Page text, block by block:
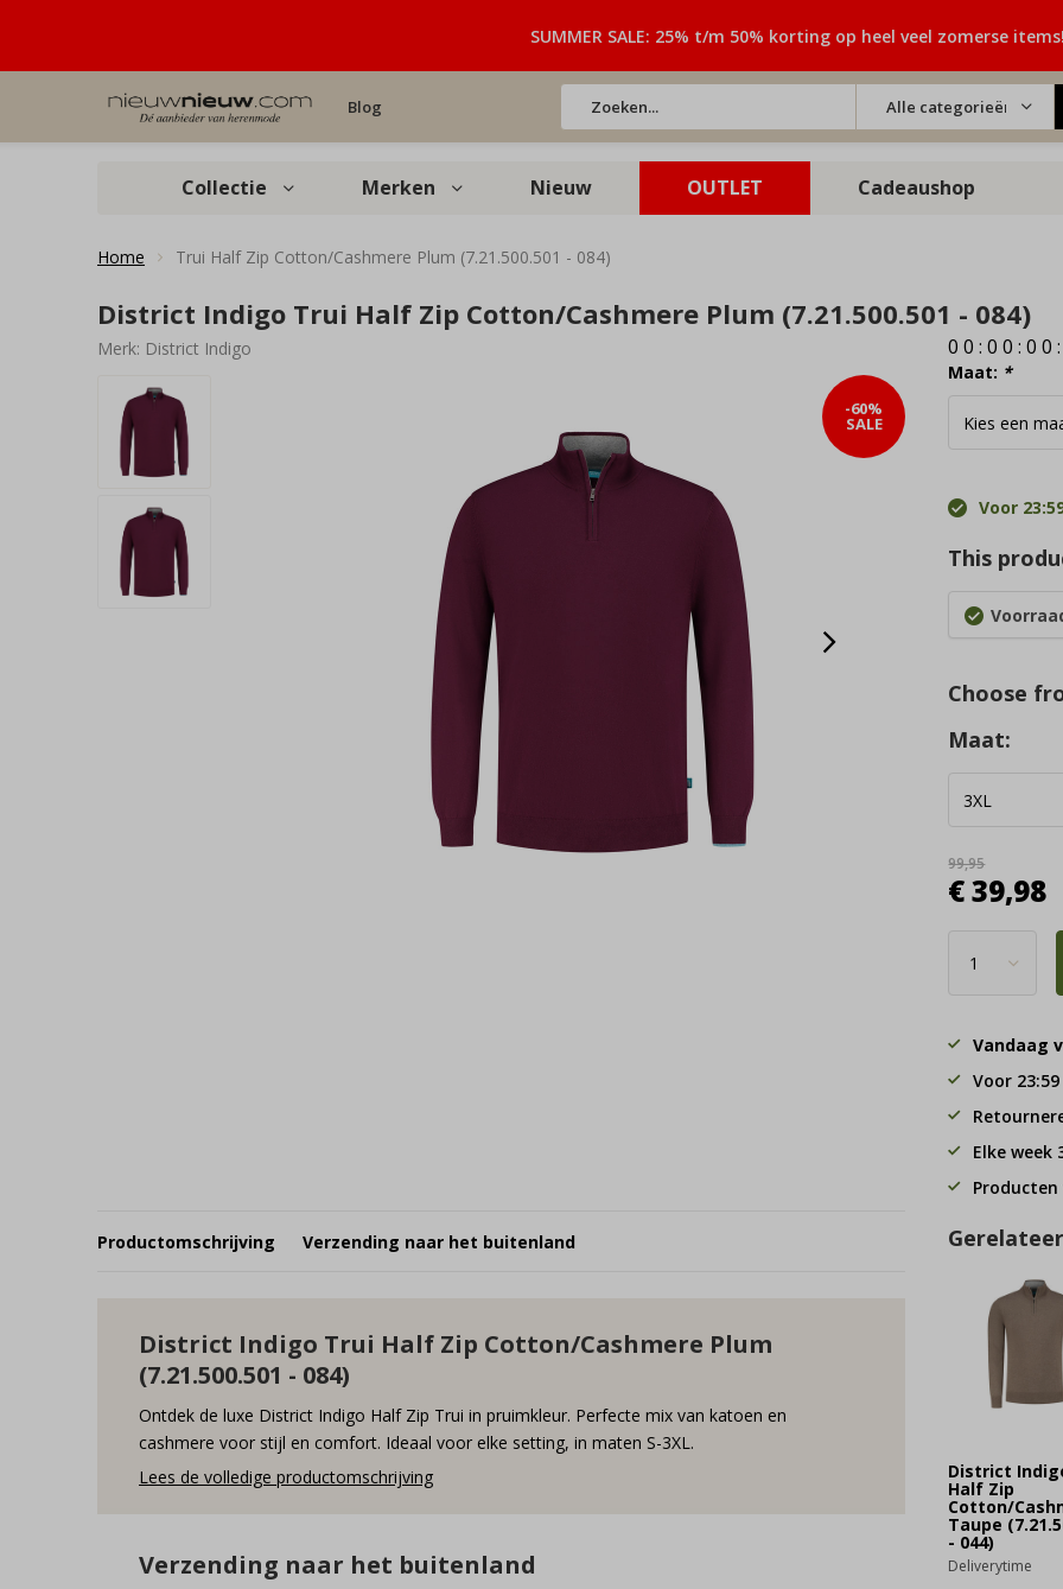
Blog Alle categorieën
SUMMER SALE: 25% t/m 50% korting op heel veel zomerse items!
Collectie Merken Nieuw OUTLET Cadeaushop
Home Trui Half Zip Cotton/Cashmere Plum (7.21.500.501 - 084)
District Indigo Trui Half Zip Cotton/Cashmere Plum (7.21.500.501 - 084)
Merk: District Indigo
-60%
SALE
0 0 :0 0 :0 0
Maat: *
Voor
This
Choose
Maat:
99,95
€ 39,98
Vandaag
Voor
Elke week
Productomschrijving Verzending naar het buitenland
District Indigo Trui Half Zip Cotton/Cashmere Plum
(7.21.500.501 - 084)
Ontdek de luxe District Indigo Half Zip Trui in pruimkleur. Perfecte mix van katoen en
cashmere voor stijl en comfort. Ideaal voor elke setting, in maten S-3XL.
Lees de volledige productomschrijving
Verzending naar het buitenland
District
Half Zip
Cotton/
Taupe
- 044)
Deliverytime